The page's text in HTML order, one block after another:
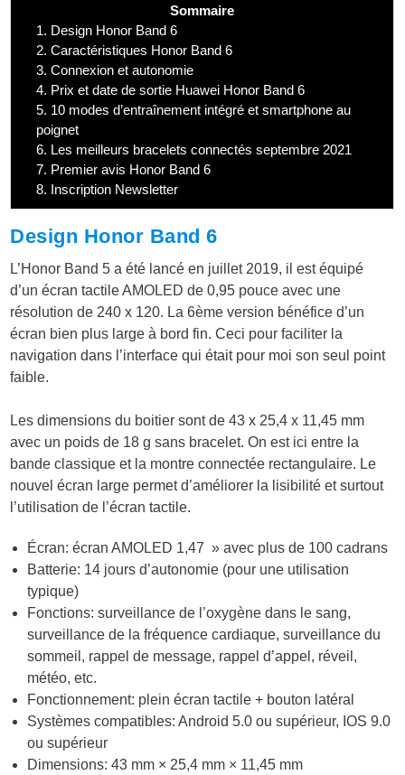
Sommaire
1. Design Honor Band 6
2. Caractéristiques Honor Band 6
3. Connexion et autonomie
4. Prix et date de sortie Huawei Honor Band 6
5. 10 modes d’entraînement intégré et smartphone au
poignet
6. Les meilleurs bracelets connectés septembre 2021
7. Premier avis Honor Band 6
8. Inscription Newsletter
Design Honor Band 6
L’Honor Band 5 a été lancé en juillet 2019, il est équipé
d’un écran tactile AMOLED de 0,95 pouce avec une
résolution de 240 x 120. La 6ème version bénéfice d’un
écran bien plus large à bord fin. Ceci pour faciliter la
navigation dans l’interface qui était pour moi son seul point
faible.
Les dimensions du boitier sont de 43 x 25,4 x 11,45 mm
avec un poids de 18 g sans bracelet. On est ici entre la
bande classique et la montre connectée rectangulaire. Le
nouvel écran large permet d’améliorer la lisibilité et surtout
l’utilisation de l’écran tactile.
Écran: écran AMOLED 1,47 » avec plus de 100 cadrans
Batterie: 14 jours d’autonomie (pour une utilisation
typique)
Fonctions: surveillance de l’oxygène dans le sang,
surveillance de la fréquence cardiaque, surveillance du
sommeil, rappel de message, rappel d’appel, réveil,
météo, etc.
Fonctionnement: plein écran tactile + bouton latéral
Systèmes compatibles: Android 5.0 ou supérieur, IOS 9.0
ou supérieur
Dimensions: 43 mm × 25,4 mm × 11,45 mm